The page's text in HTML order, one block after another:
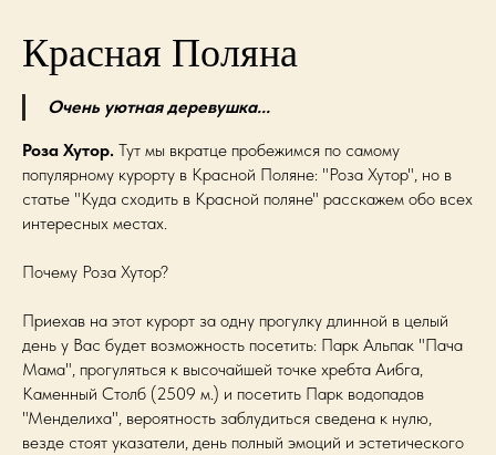
Красная Поляна
Очень уютная деревушка...
Роза Хутор. Тут мы вкратце пробежимся по самому
популярному курорту в Красной Поляне: "Роза Хутор", но в
статье "Куда сходить в Красной поляне" расскажем обо всех
интересных местах.
Почему Роза Хутор?
Приехав на этот курорт за одну прогулку длинной в целый
день у Вас будет возможность посетить: Парк Альпак "Пача
Мама", прогуляться к высочайшей точке хребта Аибга,
Каменный Столб (2509 м.) и посетить Парк водопадов
"Менделиха", вероятность заблудиться сведена к нулю,
везде стоят указатели, день полный эмоций и эстетического